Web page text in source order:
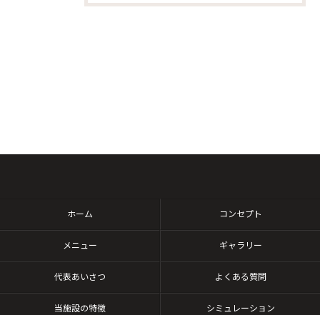
ホーム コンセプト
メニュー ギャラリー
代表あいさつ よくある質問
当施設の特徴 シミュレーション